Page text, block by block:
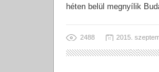
héten belül megnyílik
2488 2015.